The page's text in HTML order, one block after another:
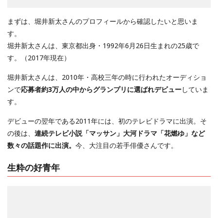
まずは、堀井新太さんのプロフィールから確認したいと思いま
す。
堀井新太さんは、東京都出身・1992年6月26日生まれの25歳で
す。（2017年現在）
堀井新太さんは、2010年・高校三年の時に行われたオーディショ
ンで応募者約3万人の中からグランプリに選ばれデビューしていま
す。
デビューの翌年である2011年には、初のテレビドラマに出演。そ
の後は、 連続テレビ小説「マッサン」大河ドラマ「花燃ゆ」など
数々の話題作に出演。 今、大注目の若手俳優さんです。
生粋の好青年